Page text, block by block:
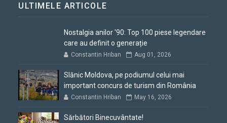
ULTIMELE ARTICOLE
Nostalgia anilor '90: Top 100 piese legendare
care au definit o generație
Constantin Hriban Aug 01, 2026
Slănic Moldova, pe podiumul celui mai
important concurs de turism din România
Constantin Hriban May 16, 2026
Sărbători Binecuvântate!